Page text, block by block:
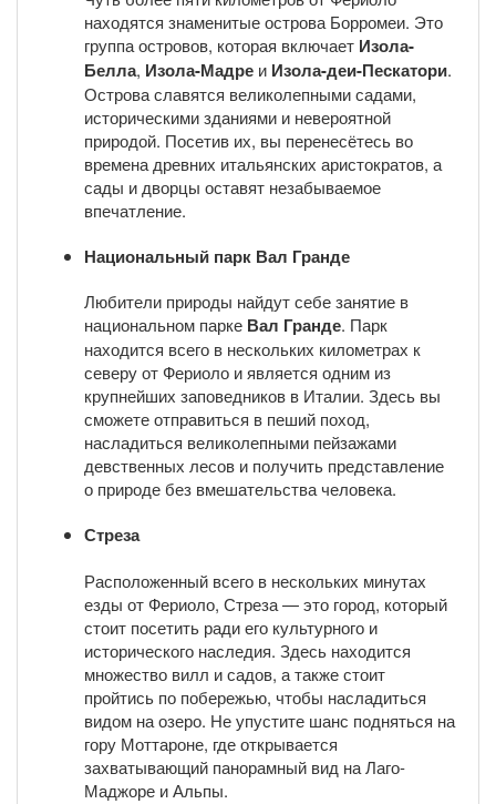
находятся знаменитые острова Борромеи. Это
группа островов, которая включает Изола-
Белла, Изола-Мадре и Изола-деи-Пескатори.
Острова славятся великолепными садами,
историческими зданиями и невероятной
природой. Посетив их, вы перенесётесь во
времена древних итальянских аристократов, а
сады и дворцы оставят незабываемое
впечатление.
Национальный парк Вал Гранде
Любители природы найдут себе занятие в
национальном парке Вал Гранде. Парк
находится всего в нескольких километрах к
северу от Фериоло и является одним из
крупнейших заповедников в Италии. Здесь вы
сможете отправиться в пеший поход,
насладиться великолепными пейзажами
девственных лесов и получить представление
о природе без вмешательства человека.
Стреза
Расположенный всего в нескольких минутах
езды от Фериоло, Стреза — это город, который
стоит посетить ради его культурного и
исторического наследия. Здесь находится
множество вилл и садов, а также стоит
пройтись по побережью, чтобы насладиться
видом на озеро. Не упустите шанс подняться на
гору Моттароне, где открывается
захватывающий панорамный вид на Лаго-
Маджоре и Альпы.